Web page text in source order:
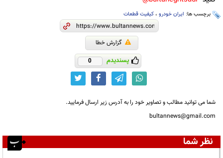
برچسب ها: ایران خودرو ، کیفیت قطعات
گزارش خطا
پسندیدم 0
شما می توانید مطالب و تصاویر خود را به آدرس زیر ارسال فرمایید.
bultannews@gmail.com
نظر شما